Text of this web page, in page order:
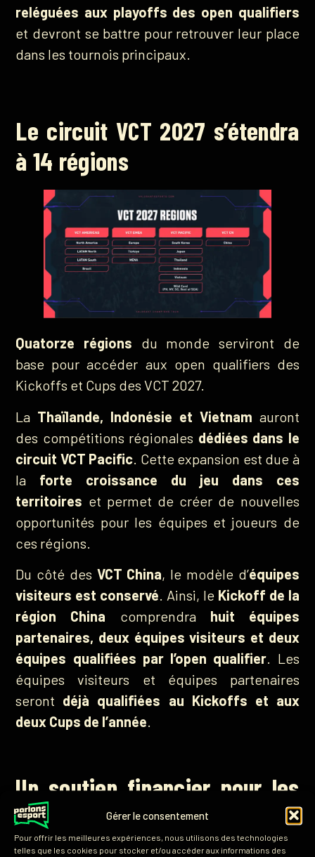
Gérer le consentement
Pour offrir les meilleures expériences, nous utilisons des technologies
telles que les cookies pour stocker et/ou accéder aux informations des
reléguées aux playoffs des open qualifiers
et devront se battre pour retrouver leur place
dans les tournois principaux.
Le circuit VCT 2027 s’étendra
à 14 régions
Quatorze régions du monde serviront de
base pour accéder aux open qualifiers des
Kickoffs et Cups des VCT 2027.
La Thaïlande, Indonésie et Vietnam auront
des compétitions régionales dédiées dans le
circuit VCT Pacific . Cette expansion est due à
la forte croissance du jeu dans ces
territoires et permet de créer de nouvelles
opportunités pour les équipes et joueurs de
ces régions.
Du côté des VCT China, le modèle d’équipes
visiteurs est conservé. Ainsi, le Kickoff de la
région China comprendra huit équipes
partenaires, deux équipes visiteurs et deux
équipes qualifiées par l’open qualifier. Les
équipes visiteurs et équipes partenaires
seront déjà qualifiées au Kickoffs et aux
deux Cups de l’année.
Un soutien financier pour les
équipes non partenaires en
VCT et VCT GC